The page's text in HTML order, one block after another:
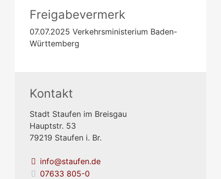
Freigabevermerk
07.07.2025 Verkehrsministerium Baden-
Württemberg
Kontakt
Stadt Staufen im Breisgau
Hauptstr. 53
79219 Staufen i. Br.
info@staufen.de
07633 805-0